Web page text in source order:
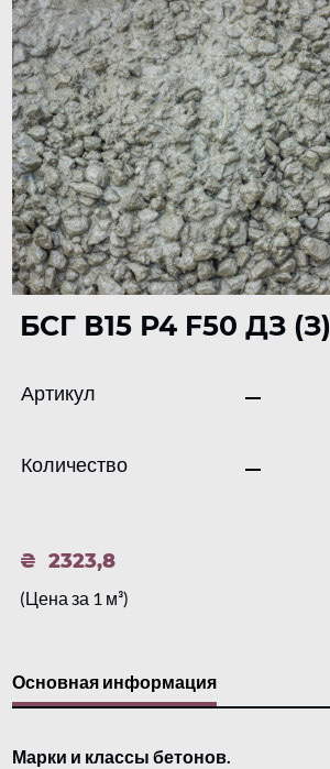
БСГ В15 Р4 F50 ДЗ (З)
Артикул
Количество
2323,8
(Цена за 1 м³)
Основная информация
Марки и классы бетонов.